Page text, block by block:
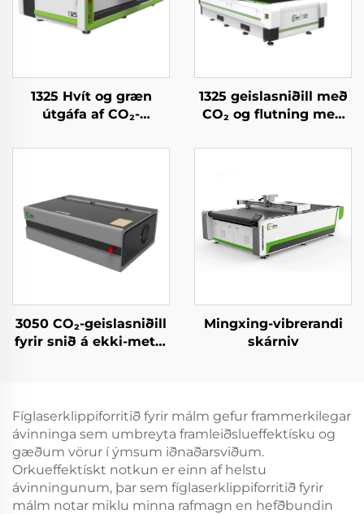
1325 Hvít og græn
útgáfa af CO₂-
ríðvél fyrir akryl, við,
1325 geislasniðill með
CO₂ og flutning með
flutningsaðferð,
3050 CO₂-geislasniðill
fyrir snið á ekki-metál
Mingxing-vibrerandi
skárniv
Fíglaserklippiforritið fyrir málm gefur frammerkilegar
ávinninga sem umbreyta framleiðslueffektísku og
gæðum vörur í ýmsum iðnaðarsviðum.
Orkueffektískt notkun er einn af helstu
ávinningunum, þar sem fíglaserklippiforritið fyrir
málm notar miklu minna rafmagn en hefðbundin